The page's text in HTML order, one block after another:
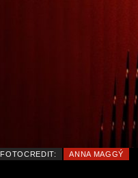
FOTOCREDIT: ANNA MAGGÝ